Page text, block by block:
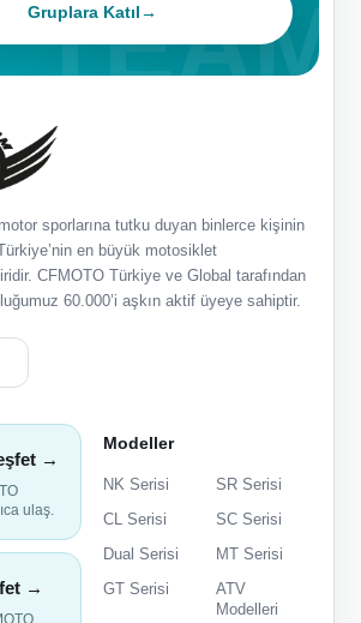
Gruplara Katıl→
sporlarına tutku duyan binlerce kişinin
en büyük motosiklet
CFMOTO Türkiye ve Global tarafından
60.000’i aşkın aktif üyeye sahiptir.
→
ulaş.
→
Modeller
NK Serisi
SR Serisi
CL Serisi
SC Serisi
Dual Serisi
MT Serisi
GT Serisi
ATV
Modelleri